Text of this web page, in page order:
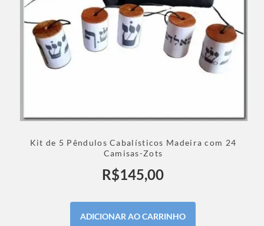
Kit de 5 Pêndulos Cabalísticos Madeira com 24
Camisas-Zots
R$145,00
ADICIONAR AO CARRINHO